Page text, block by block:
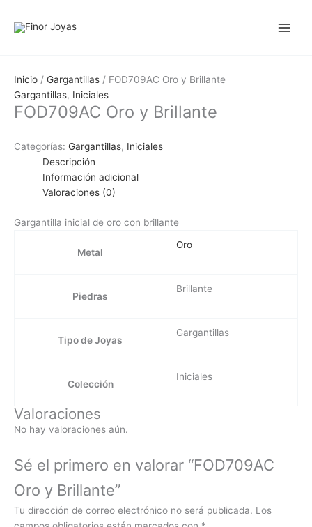
Inicio / Gargantillas / FOD709AC Oro y Brillante
Gargantillas, Iniciales
FOD709AC Oro y Brillante
Categorías: Gargantillas, Iniciales
Descripción
Información adicional
Valoraciones (0)
Gargantilla inicial de oro con brillante
Metal
Oro
Piedras
Brillante
Tipo de Joyas
Gargantillas
Colección
Iniciales
Valoraciones
No hay valoraciones aún.
Sé el primero en valorar “FOD709AC
Oro y Brillante”
Tu dirección de correo electrónico no será publicada. Los